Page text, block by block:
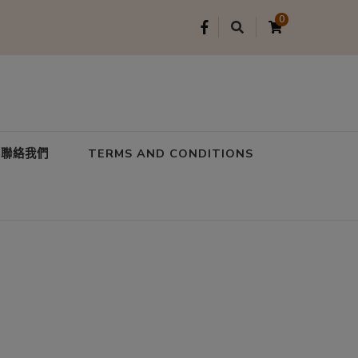
0
聯絡我們 TERMS AND CONDITIONS